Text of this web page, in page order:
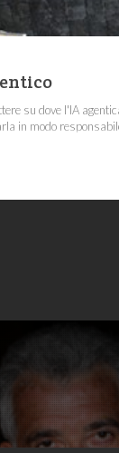
su dove l'IA
in modo